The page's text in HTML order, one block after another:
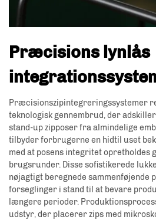
Præcisions lynlås
Præcisionszipintegreringssystemer
teknologisk gennembrud, der
stand-up zipposer fra almindelige
tilbyder forbrugerne en hidtil uset
med at posens integritet opretholdes
brugsrunder. Disse sofistikerede
nøjagtigt beregnede
forseglinger i stand til at bevare
længere perioder.
udstyr, der placerer zips med